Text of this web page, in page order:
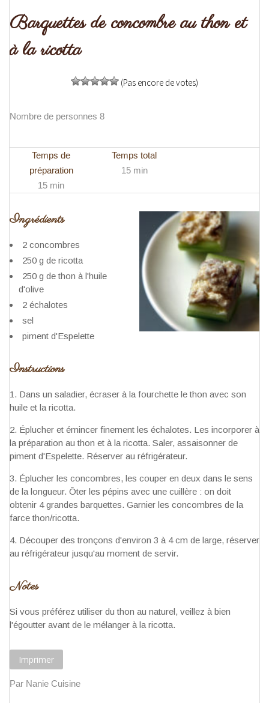
Barquettes de concombre au thon et
à la ricotta
(Pas encore de votes)
Nombre de personnes 8
Temps de
préparation
15 min
Temps total
15 min
Ingrédients
2 concombres
250 g de ricotta
250 g de thon à l'huile
d'olive
2 échalotes
sel
piment d'Espelette
Instructions
Dans un saladier, écraser à la fourchette le thon avec son
huile et la ricotta.
Éplucher et émincer finement les échalotes. Les incorporer à
la préparation au thon et à la ricotta. Saler, assaisonner de
piment d'Espelette. Réserver au réfrigérateur.
Éplucher les concombres, les couper en deux dans le sens
de la longueur. Ôter les pépins avec une cuillère : on doit
obtenir 4 grandes barquettes. Garnier les concombres de la
farce thon/ricotta.
Découper des tronçons d'environ 3 à 4 cm de large, réserver
au réfrigérateur jusqu'au moment de servir.
Notes
Si vous préférez utiliser du thon au naturel, veillez à bien
l'égoutter avant de le mélanger à la ricotta.
Imprimer
Par Nanie Cuisine